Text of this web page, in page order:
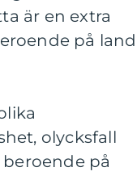
är en extra
på land
olycksfall
på